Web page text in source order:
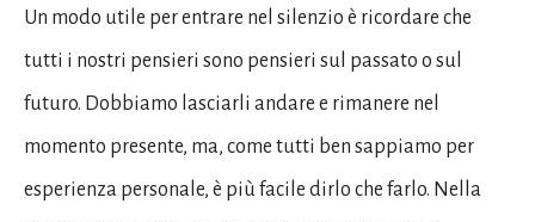
Un modo utile per entrare nel silenzio è ricordare che
tutti i nostri pensieri sono pensieri sul passato o sul
futuro. Dobbiamo lasciarli andare e rimanere nel
momento presente, ma, come tutti ben sappiamo per
esperienza personale, è più facile dirlo che farlo. Nella